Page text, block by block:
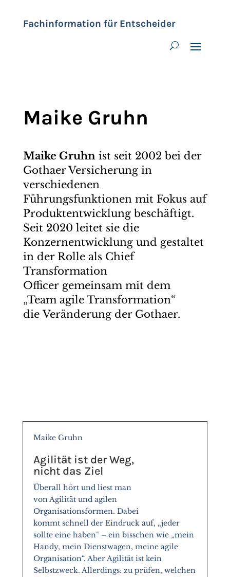
Fachinformation für Entscheider
Maike Gruhn
Maike Gruhnist seit 2002 bei der
Gothaer Versicherung in
verschiedenen
Führungsfunktionen mit Fokus auf
Produktentwicklung beschäftigt.
Seit 2020 leitet sie die
Konzernentwicklung und gestaltet
in der Rolle als Chief
Transformation
Officer gemeinsam mit dem
„Team agile Transformation“
die Veränderung der Gothaer.
Maike Gruhn
Agilität ist der Weg,
nicht das Ziel
Überall hört und liest man
von Agilität und agilen
Organisationsformen. Dabei
kommt schnell der Eindruck auf, „jeder
sollte eine haben“ – ein bisschen wie „mein
Handy, mein Dienstwagen, meine agile
Organisation“. Aber Agilität ist kein
Selbstzweck. Allerdings: zu prüfen, welchen